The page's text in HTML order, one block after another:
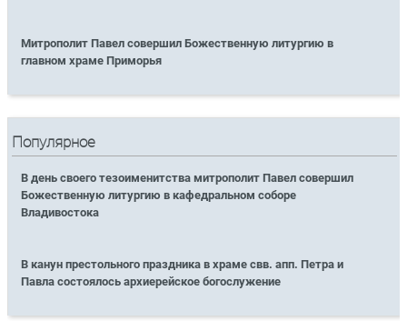
Митрополит Павел совершил Божественную литургию в
главном храме Приморья
Популярное
В день своего тезоименитства митрополит Павел совершил
Божественную литургию в кафедральном соборе
Владивостока
В канун престольного праздника в храме свв. апп. Петра и
Павла состоялось архиерейское богослужение